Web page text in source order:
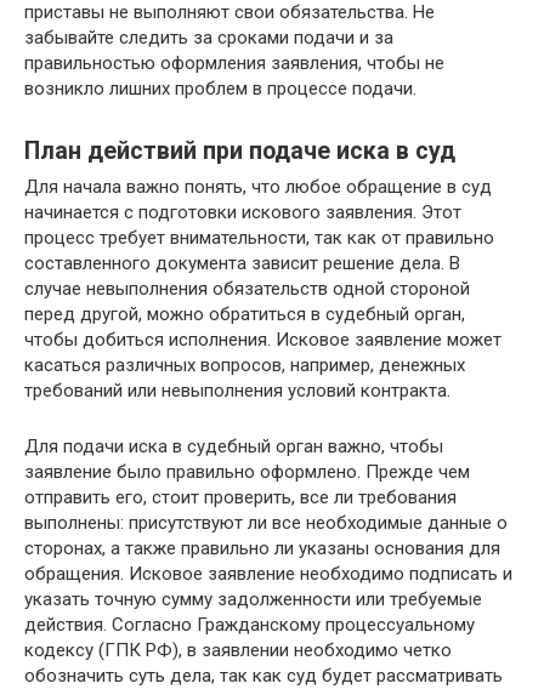
приставы не выполняют свои обязательства. Не
забывайте следить за сроками подачи и за
правильностью оформления заявления, чтобы не
возникло лишних проблем в процессе подачи.
План действий при подаче иска в суд
Для начала важно понять, что любое обращение в суд
начинается с подготовки искового заявления. Этот
процесс требует внимательности, так как от правильно
составленного документа зависит решение дела. В
случае невыполнения обязательств одной стороной
перед другой, можно обратиться в судебный орган,
чтобы добиться исполнения. Исковое заявление может
касаться различных вопросов, например, денежных
требований или невыполнения условий контракта.
Для подачи иска в судебный орган важно, чтобы
заявление было правильно оформлено. Прежде чем
отправить его, стоит проверить, все ли требования
выполнены: присутствуют ли все необходимые данные о
сторонах, а также правильно ли указаны основания для
обращения. Исковое заявление необходимо подписать и
указать точную сумму задолженности или требуемые
действия. Согласно Гражданскому процессуальному
кодексу (ГПК РФ), в заявлении необходимо четко
обозначить суть дела, так как суд будет рассматривать